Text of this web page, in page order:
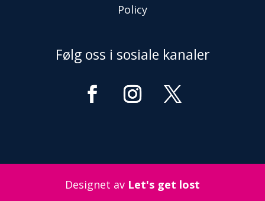
Policy
Følg oss i sosiale kanaler
Designet av Let's get lost